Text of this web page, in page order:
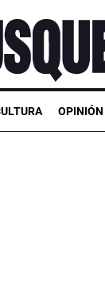
OPINIÓN